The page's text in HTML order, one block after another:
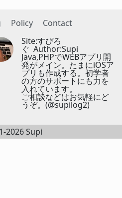
Policy
Contact
Site:すぴろ
ぐ Author:Supi
Java,PHPでWEBアプリ開
発がメイン。たまにiOSア
プリも作成する。初学者
の方のサポートにも力を
入れています。
ご相談などはお気軽にど
うぞ。(@supilog2)
2026 Supi